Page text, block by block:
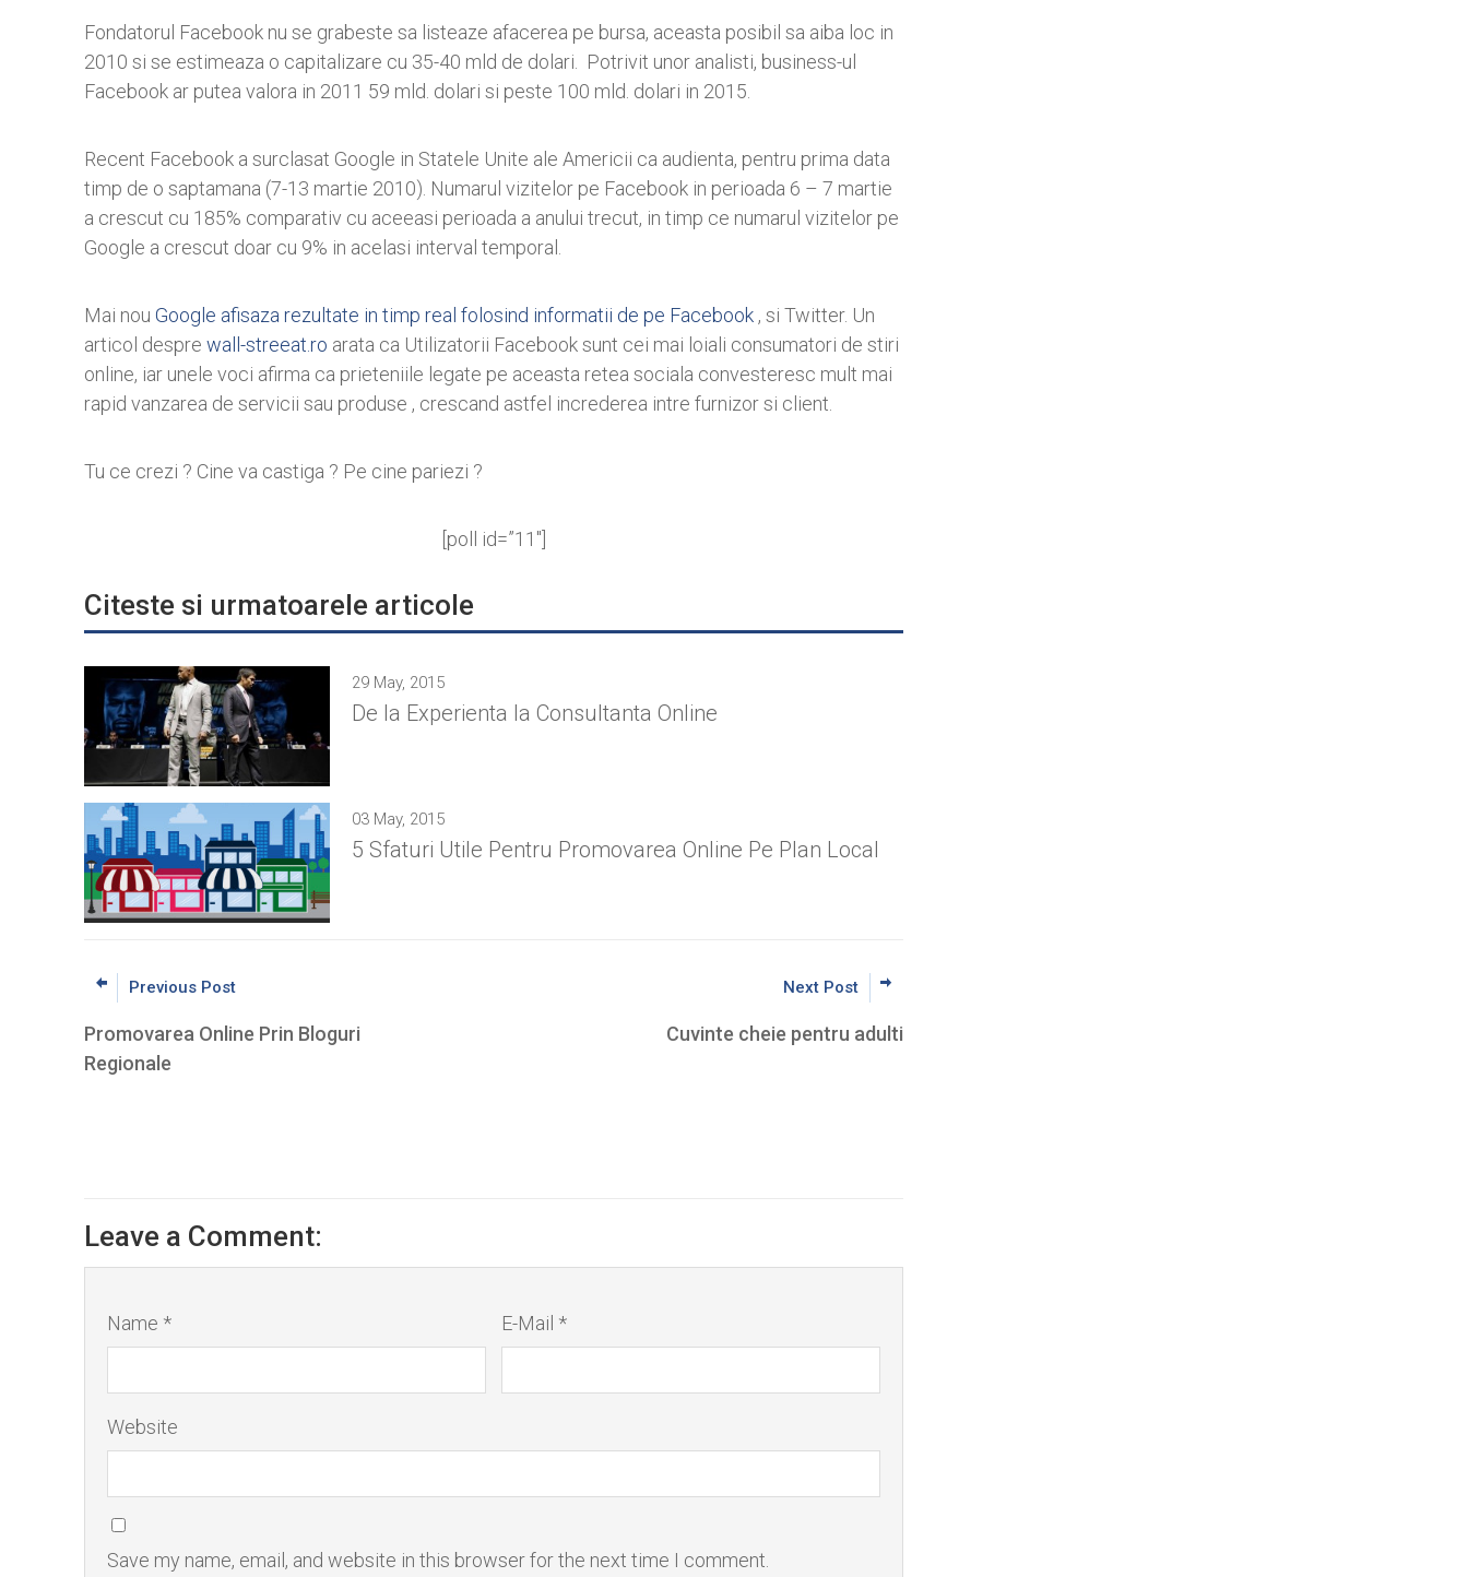
Fondatorul Facebook nu se grabeste sa listeaze afacerea pe bursa, aceasta posibil sa aiba loc in
2010 si se estimeaza o capitalizare cu 35-40 mld de dolari. Potrivit unor analisti, business-ul
Facebook ar putea valora in 2011 59 mld. dolari si peste 100 mld. dolari in 2015.
Recent Facebook a surclasat Google in Statele Unite ale Americii ca audienta, pentru prima data
timp de o saptamana (7-13 martie 2010). Numarul vizitelor pe Facebook in perioada 6 – 7 martie
a crescut cu 185% comparativ cu aceeasi perioada a anului trecut, in timp ce numarul vizitelor pe
Google a crescut doar cu 9% in acelasi interval temporal.
Mai nou Google afisaza rezultate in timp real folosind informatii de pe Facebook , si Twitter. Un
articol despre wall-streeat.ro arata ca Utilizatorii Facebook sunt cei mai loiali consumatori de stiri
online, iar unele voci afirma ca prieteniile legate pe aceasta retea sociala convesteresc mult mai
rapid vanzarea de servicii sau produse , crescand astfel increderea intre furnizor si client.
Tu ce crezi ? Cine va castiga ? Pe cine pariezi ?
[poll id=”11″]
Citeste si urmatoarele articole
29 May, 2015
De la Experienta la Consultanta Online
03 May, 2015
5 Sfaturi Utile Pentru Promovarea Online Pe Plan Local
Previous Post
Promovarea Online Prin Bloguri
Regionale
Next Post
Cuvinte cheie pentru adulti
Leave a Comment:
Name * E-Mail *
Website
Save my name, email, and website in this browser for the next time I comment.